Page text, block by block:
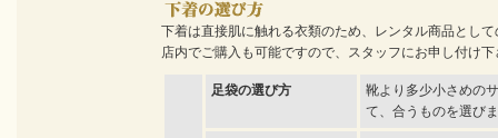
下着は直接肌に触れる衣類のため、レンタル商品とし
店内でご購入も可能ですので、スタッフにお申し付け下
足袋の選び方
靴より多少小さめの
て、合うものを選び